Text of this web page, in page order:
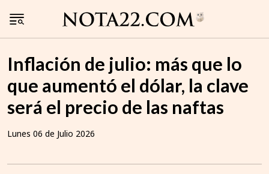
Inflación de julio: más que lo
que aumentó el dólar, la clave
será el precio de las naftas
Lunes 06 de Julio 2026